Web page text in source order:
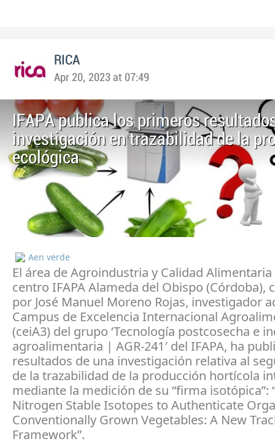
RICA
Apr 20, 2023 at 07:49
IFAPA publica los primeros
investigación en trazabilidad de la
ecológica
Aen verde
El área de Agroindustria y Calidad
centro IFAPA Alameda del Obispo (Córdoba),
por José Manuel Moreno Rojas, investigador
Campus de Excelencia Internacional
(ceiA3) del grupo ‘Tecnología postcosecha e
agroalimentaria | AGR-241′ del IFAPA, ha
resultados de una investigación relativa al
de la trazabilidad de la producción hortícola
mediante la medición de su “firma isotópica”:
Nitrogen Stable Isotopes to Authenticate
Conventionally Grown Vegetables: A New
Framework”.